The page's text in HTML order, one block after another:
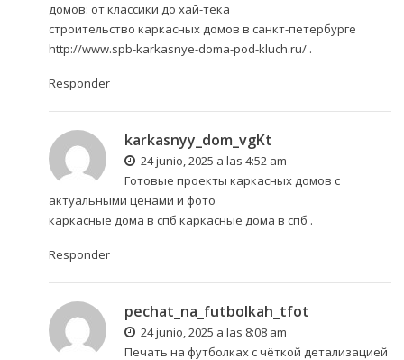
домов: от классики до хай-тека
строительство каркасных домов в санкт-петербурге
http://www.spb-karkasnye-doma-pod-kluch.ru/.
Responder
karkasnyy_dom_vgKt
24 junio, 2025 a las 4:52 am
Готовые проекты каркасных домов с
актуальными ценами и фото
каркасные дома в спб каркасные дома в спб .
Responder
pechat_na_futbolkah_tfot
24 junio, 2025 a las 8:08 am
Печать на футболках с чёткой детализацией